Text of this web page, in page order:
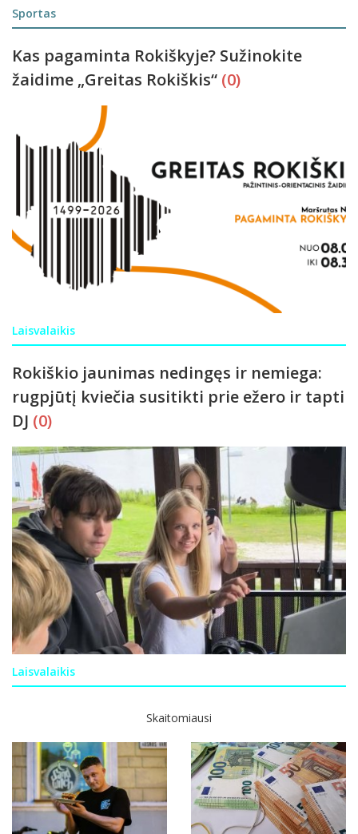
Sportas
Kas pagaminta Rokiškyje? Sužinokite
žaidime „Greitas Rokiškis“ (0)
Laisvalaikis
Rokiškio jaunimas nedingęs ir nemiega:
rugpjūtį kviečia susitikti prie ežero ir tapti
DJ (0)
Laisvalaikis
Skaitomiausi